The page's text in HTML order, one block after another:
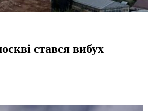
стався вибух